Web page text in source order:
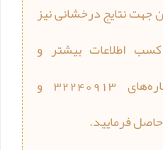
جهت نتایج درخشانی نیز
اطلاعات بیشتر و
و
فرمایید.